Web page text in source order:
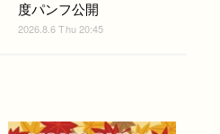
度パンフ公開
2026.8.6 Thu 20:45